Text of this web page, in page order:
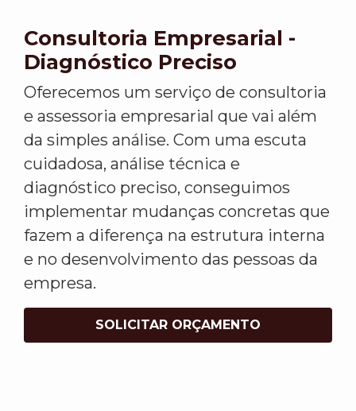
Consultoria Empresarial -
Diagnóstico Preciso
Oferecemos um serviço de consultoria
e assessoria empresarial que vai além
da simples análise. Com uma escuta
cuidadosa, análise técnica e
diagnóstico preciso, conseguimos
implementar mudanças concretas que
fazem a diferença na estrutura interna
e no desenvolvimento das pessoas da
empresa.
SOLICITAR ORÇAMENTO